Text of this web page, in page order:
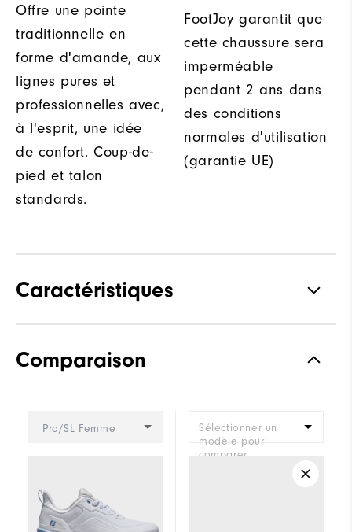
Offre une pointe
traditionnelle en
forme d'amande, aux
lignes pures et
professionnelles avec,
à l'esprit, une idée
de confort. Coup-de-
pied et talon
standards.
FootJoy garantit que
cette chaussure sera
imperméable
pendant 2 ans dans
des conditions
normales d'utilisation
(garantie UE)
Caractéristiques
Waterproof
Forme Forme Vantage
Lacets traditionnels
Adhérence
Stabilité
Comparaison
Pro/SL Femme
Sélectionner un
modèle pour
comparer.